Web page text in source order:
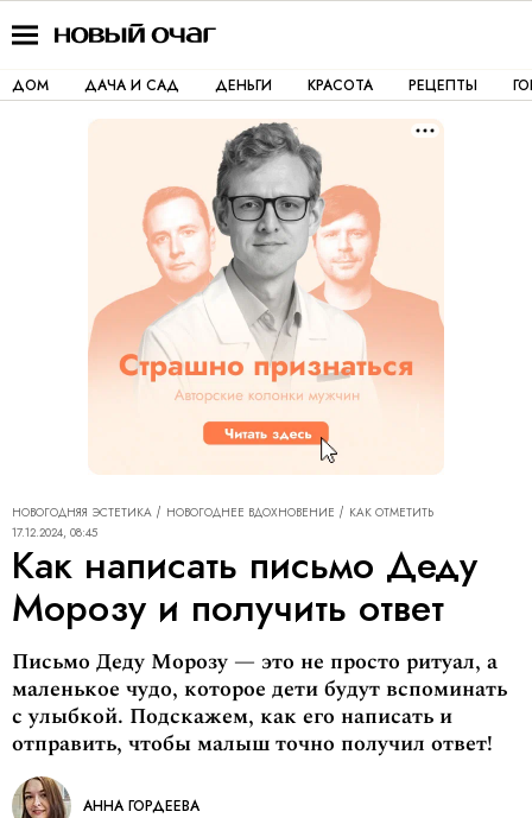
ДОМ ДАЧА И САД ДЕНЬГИ КРАСОТА РЕЦЕПТЫ
НОВОГОДНЯЯ ЭСТЕТИКА НОВОГОДНЕЕ ВДОХНОВЕНИЕ
КАК ОТМЕТИТЬ
17.12.2024, 08:45
Как написать письмо Деду
Морозу и получить ответ
Письмо Деду Морозу — это не просто ритуал, а
маленькое чудо, которое дети будут вспоминать
с улыбкой. Подскажем, как его написать и
отправить, чтобы малыш точно получил ответ!
АННА ГОРДЕЕВА